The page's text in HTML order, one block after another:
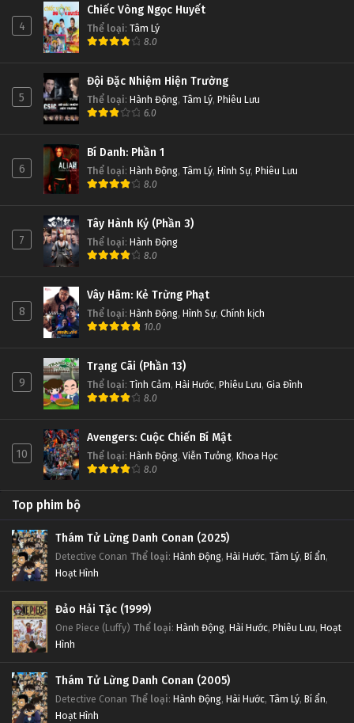
4
Chiếc Vòng Ngọc Huyết
Thể loại: Tâm Lý
8.0
5
Đội Đặc Nhiệm Hiện Trường
Thể loại: Hành Động, Tâm Lý, Phiêu Lưu
6.0
6
Bí Danh: Phần 1
Thể loại: Hành Động, Tâm Lý, Hình Sự, Phiêu Lưu
8.0
7
Tây Hành Kỷ (Phần 3)
Thể loại: Hành Động
8.0
8
Vây Hãm: Kẻ Trừng Phạt
Thể loại: Hành Động, Hình Sự, Chính kịch
10.0
9
Trạng Cãi (Phần 13)
Thể loại: Tình Cảm, Hài Hước, Phiêu Lưu, Gia Đình
8.0
10
Avengers: Cuộc Chiến Bí Mật
Thể loại: Hành Động, Viễn Tưởng, Khoa Học
8.0
Top phim bộ
Thám Tử Lừng Danh Conan (2025)
Detective Conan Thể loại: Hành Động, Hài Hước, Tâm Lý, Bí ẩn,
Hoạt Hình
Đảo Hải Tặc (1999)
One Piece (Luffy) Thể loại: Hành Động, Hài Hước, Phiêu Lưu, Hoạt
Hình
Thám Tử Lừng Danh Conan (2005)
Detective Conan Thể loại: Hành Động, Hài Hước, Tâm Lý, Bí ẩn,
Hoạt Hình